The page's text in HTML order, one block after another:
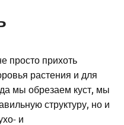
просто прихоть
растения и для
мы обрезаем куст, мы
структуру, но и
и